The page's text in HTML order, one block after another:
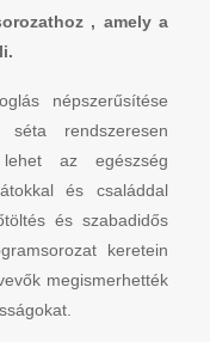
, amely a
népszerűsítése
rendszeresen
lehet az egészség
és családdal
és szabadidős
keretein
megismerhették